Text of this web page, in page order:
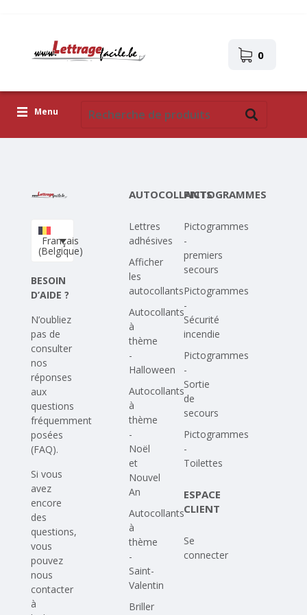
0
Menu
Téléchargez votre propre conception
Corona Covid-19
Français
(Belgique)
BESOIN
D’AIDE ?
N’oubliez
pas de
consulter
nos
réponses
aux
questions
fréquemment
posées
(FAQ).
Si vous
avez
encore
des
questions,
vous
pouvez
nous
contacter
à
AUTOCOLLANTS
Lettres
adhésives
Afficher
les
autocollants
Autocollants
à
thème
-
Halloween
Autocollants
à
thème
-
Noël
et
Nouvel
An
Autocollants
à
thème
-
Saint-
Valentin
Briller
PICTOGRAMMES
Pictogrammes
-
premiers
secours
Pictogrammes
-
Sécurité
incendie
Pictogrammes
-
Sortie
de
secours
Pictogrammes
-
Toilettes
ESPACE
CLIENT
Se
connecter